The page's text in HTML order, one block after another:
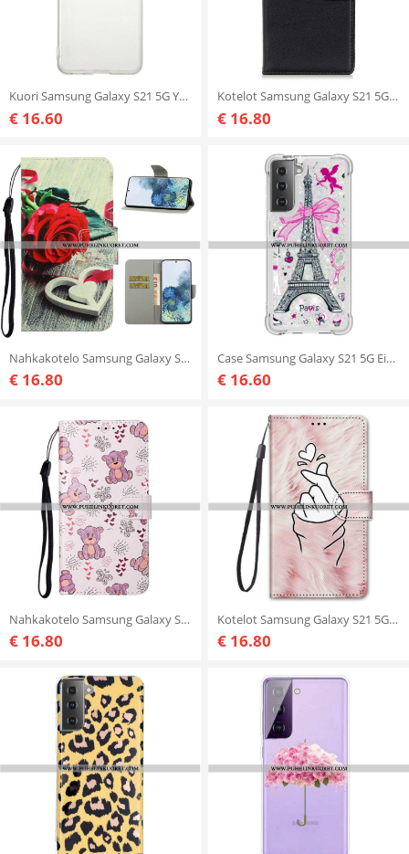
Kuori Samsung Galaxy S21 5G Yksinkertainen Läpinäkyvä
€ 16.60
Kotelot Samsung Galaxy S21 5G Tavallista Keinonahkaa
€ 16.80
Nahkakotelo Samsung Galaxy S21 5G Suojaketju Kuori Värikkäitä Strappy-kukkia
€ 16.80
Case Samsung Galaxy S21 5G Eiffel-tornin Paljetteja
€ 16.60
Nahkakotelo Samsung Galaxy S21 5G Vain Karhuja
€ 16.80
Kotelot Samsung Galaxy S21 5G Sormen Sydän
€ 16.80